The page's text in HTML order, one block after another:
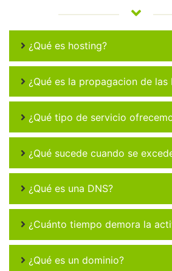
¿Qué es hosting?
¿Qué es la propagacion de las
¿Qué tipo de servicio
¿Qué sucede cuando se
¿Qué es una DNS?
¿Cuánto tiempo demora la
¿Qué es un dominio?